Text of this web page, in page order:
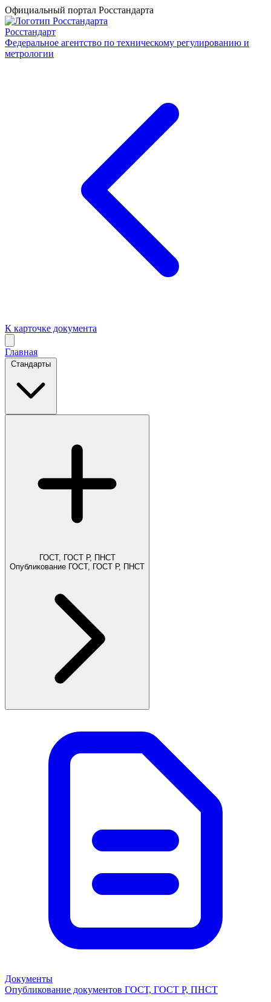
Официальный портал Росстандарта
Росстандарт
Федеральное агентство по техническому регулированию и
метрологии
К карточке документа
Главная
Стандарты
ГОСТ, ГОСТ Р, ПНСТ
Опубликование ГОСТ, ГОСТ Р, ПНСТ
Документы
Опубликование документов ГОСТ, ГОСТ Р, ПНСТ